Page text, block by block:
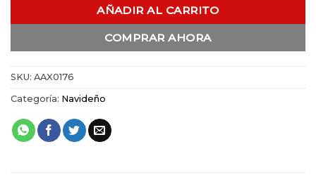
AÑADIR AL CARRITO
COMPRAR AHORA
SKU: AAX0176
Categoría: Navideño